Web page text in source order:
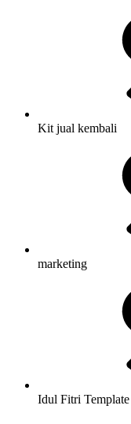
Kit jual kembali
marketing
Idul Fitri Template